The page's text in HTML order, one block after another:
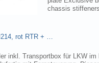
chassis
rot RTR + …
inkl. Transportbox für LKW